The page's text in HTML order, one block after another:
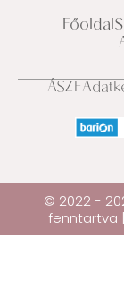
Főoldal
ÁSZF
© 2022 -
fenntartva